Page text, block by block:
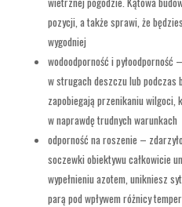
pozycji, a także sprawi, że
wygodniej
wodoodporność i
w strugach deszczu lub
zapobiegają przenikaniu wilgoci,
w naprawdę trudnych warunkach
odporność na roszenie –
soczewki obiektywu całkowicie
wypełnieniu azotem, unikniesz
parą pod wpływem różnicy